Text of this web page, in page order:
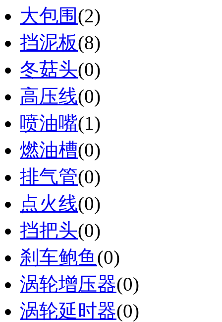
大包围(2)
挡泥板(8)
冬菇头(0)
高压线(0)
喷油嘴(1)
燃油槽(0)
排气管(0)
点火线(0)
挡把头(0)
刹车鲍鱼(0)
涡轮增压器(0)
涡轮延时器(0)